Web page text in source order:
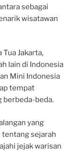
sebagai
wisatawan
Tua Jakarta,
lain di Indonesia
Mini Indonesia
tempat
berbeda-beda.
yang
tentang sejarah
jejak warisan